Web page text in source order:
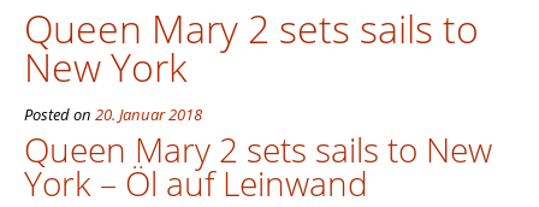
Queen Mary 2 sets sails to
New York
Posted on 20. Januar 2018
Queen Mary 2 sets sails to New
York – Öl auf Leinwand